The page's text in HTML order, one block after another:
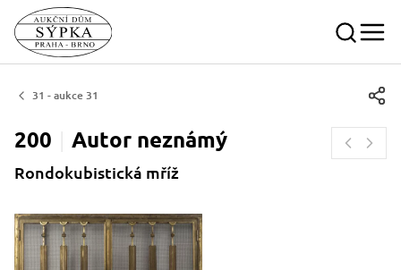
31 - aukce 31
200 Autor neznámý
Rondokubistická mříž